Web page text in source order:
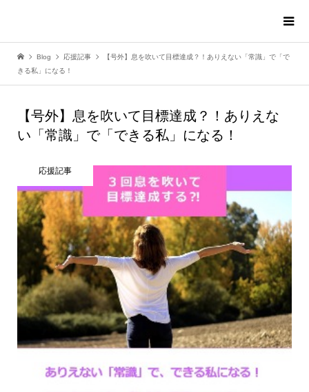
Blog 応援記事
【号外】息を吹いて目標達成？！ありえない「常識」で「で
きる私」になる！
【号外】息を吹いて目標達成？！ありえな
い「常識」で「できる私」になる！
応援記事